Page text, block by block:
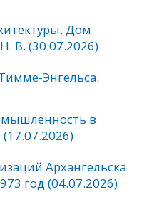
Дом
В. (30.07.2026)
Энгельса.
в
(17.07.2026)
Архангельска
год (04.07.2026)